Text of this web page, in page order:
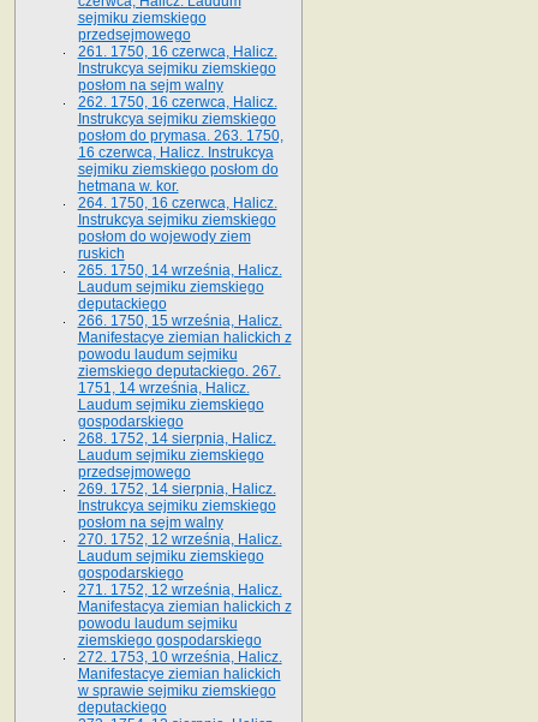
sejmiku ziemskiego
przedsejmowego
261. 1750, 16 czerwca, Halicz.
Instrukcya sejmiku ziemskiego
posłom na sejm walny
262. 1750, 16 czerwca, Halicz.
Instrukcya sejmiku ziemskiego
posłom do prymasa. 263. 1750,
16 czerwca, Halicz. Instrukcya
sejmiku ziemskiego posłom do
hetmana w. kor.
264. 1750, 16 czerwca, Halicz.
Instrukcya sejmiku ziemskiego
posłom do wojewody ziem
ruskich
265. 1750, 14 września, Halicz.
Laudum sejmiku ziemskiego
deputackiego
266. 1750, 15 września, Halicz.
Manifestacye ziemian halickich z
powodu laudum sejmiku
ziemskiego deputackiego. 267.
1751, 14 września, Halicz.
Laudum sejmiku ziemskiego
gospodarskiego
268. 1752, 14 sierpnia, Halicz.
Laudum sejmiku ziemskiego
przedsejmowego
269. 1752, 14 sierpnia, Halicz.
Instrukcya sejmiku ziemskiego
posłom na sejm walny
270. 1752, 12 września, Halicz.
Laudum sejmiku ziemskiego
gospodarskiego
271. 1752, 12 września, Halicz.
Manifestacya ziemian halickich z
powodu laudum sejmiku
ziemskiego gospodarskiego
272. 1753, 10 września, Halicz.
Manifestacye ziemian halickich
w sprawie sejmiku ziemskiego
deputackiego